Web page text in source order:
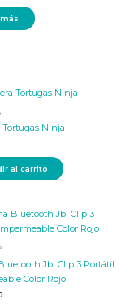
Ninja
al carrito
Jbl Clip 3 Portátil
Color Rojo